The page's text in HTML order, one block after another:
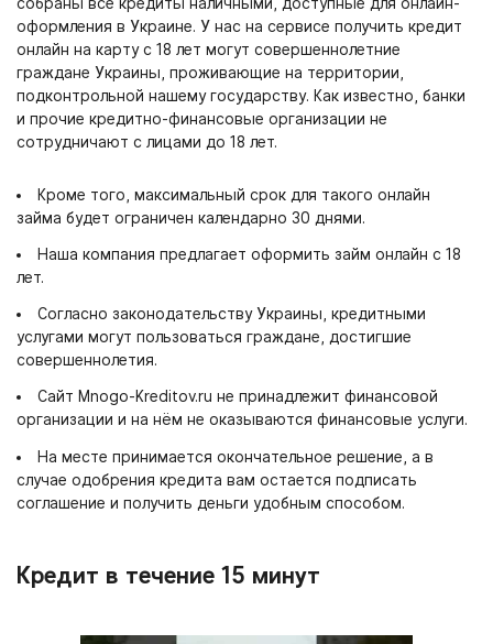
собраны все кредиты наличными, доступные для онлайн-
оформления в Украине. У нас на сервисе получить кредит
онлайн на карту с 18 лет могут совершеннолетние
граждане Украины, проживающие на территории,
подконтрольной нашему государству. Как известно, банки
и прочие кредитно-финансовые организации не
сотрудничают с лицами до 18 лет.
Кроме того, максимальный срок для такого онлайн
займа будет ограничен календарно 30 днями.
Наша компания предлагает оформить займ онлайн с 18
лет.
Согласно законодательству Украины, кредитными
услугами могут пользоваться граждане, достигшие
совершеннолетия.
Сайт Mnogo-Kreditov.ru не принадлежит финансовой
организации и на нём не оказываются финансовые услуги.
На месте принимается окончательное решение, а в
случае одобрения кредита вам остается подписать
соглашение и получить деньги удобным способом.
Кредит в течение 15 минут